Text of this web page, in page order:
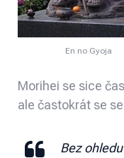
En no Gyoja
Morihei se sice
ale častokrát se
Bez